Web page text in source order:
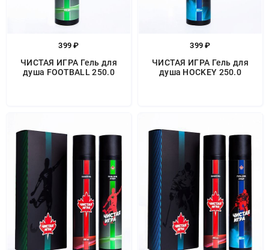
399 ₽
ЧИСТАЯ ИГРА Гель для
душа FOOTBALL 250.0
399 ₽
ЧИСТАЯ ИГРА Гель для
душа HOCKEY 250.0